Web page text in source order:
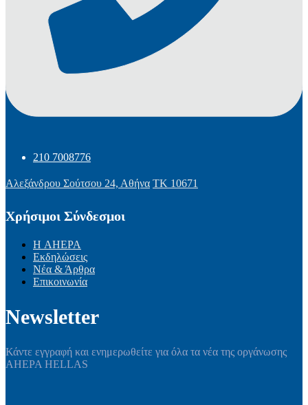
210 7008776
Αλεξάνδρου Σούτσου 24, Αθήνα ΤΚ 10671
Χρήσιμοι Σύνδεσμοι
Η AHEPA
Εκδηλώσεις
Νέα & Άρθρα
Επικοινωνία
Newsletter
Κάντε εγγραφή και ενημερωθείτε για όλα τα νέα της οργάνωσης
AHEPA HELLAS